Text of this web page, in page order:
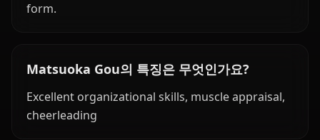
form.
Matsuoka Gou의 특징은 무엇인가요?
Excellent organizational skills, muscle appraisal,
cheerleading